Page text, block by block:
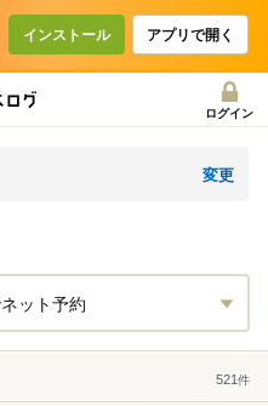
インストール アプリで開く
ログイン
変更
ット予約
521 件